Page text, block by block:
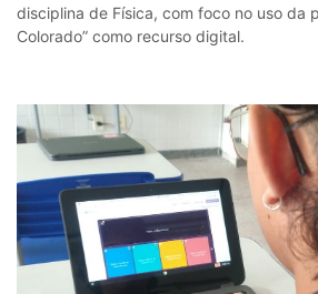
disciplina de Física, com foco no uso da
Colorado” como recurso digital.